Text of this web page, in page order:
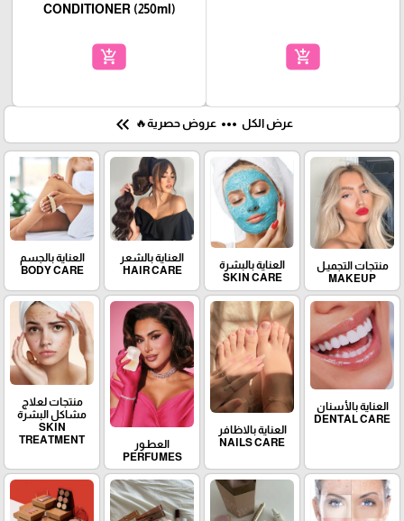
add_shopping_cart
CONDITIONER (250ml)
add_shopping_cart
عرض الكل more_horiz عروض حصرية🔥 keyboard_double_arrow_left
منتجات التجميـل
MAKEUP
العناية بالبشرة
SKIN CARE
العناية بالشعر
HAIR CARE
العناية بالجسم
BODY CARE
العناية بالأسنان
DENTAL CARE
العناية بالاظافر
NAILS CARE
العطـور
PERFUMES
منتجات لعلاج
مشاكل البشرة
SKIN
TREATMENT